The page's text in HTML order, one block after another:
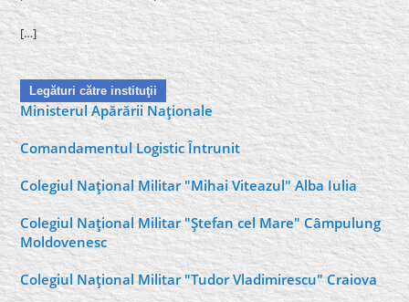
[…]
Legături către instituţii
Ministerul Apărării Naţionale
Comandamentul Logistic Întrunit
Colegiul Naţional Militar "Mihai Viteazul" Alba Iulia
Colegiul Naţional Militar "Ştefan cel Mare" Câmpulung
Moldovenesc
Colegiul Naţional Militar "Tudor Vladimirescu" Craiova